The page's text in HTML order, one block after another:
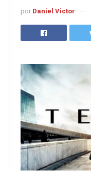
por Daniel Victor